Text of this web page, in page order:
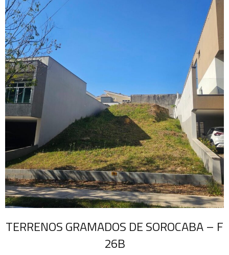
TERRENOS GRAMADOS DE SOROCABA – F
26B